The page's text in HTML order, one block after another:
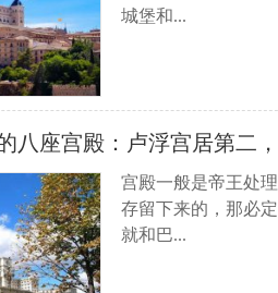
城堡和...
八座宫殿：卢浮宫居第二
宫殿一般是帝王处
存留下来的，那必
就和巴...